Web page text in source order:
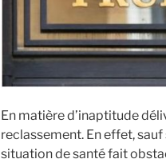
En matière d’inaptitude
reclassement. En effet,
situation de santé fait